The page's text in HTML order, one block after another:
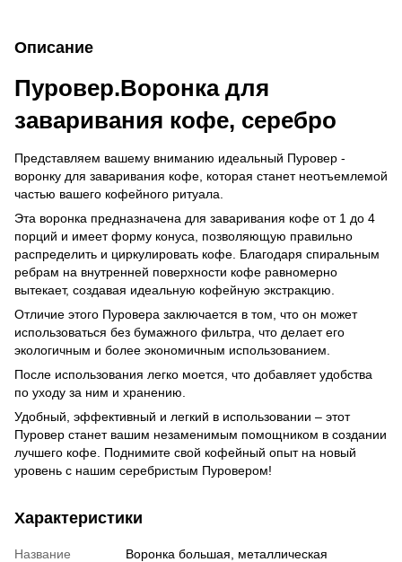
Описание
Пуровер.Воронка для
заваривания кофе, серебро
Представляем вашему вниманию идеальный Пуровер -
воронку для заваривания кофе, которая станет неотъемлемой
частью вашего кофейного ритуала.
Эта воронка предназначена для заваривания кофе от 1 до 4
порций и имеет форму конуса, позволяющую правильно
распределить и циркулировать кофе. Благодаря спиральным
ребрам на внутренней поверхности кофе равномерно
вытекает, создавая идеальную кофейную экстракцию.
Отличие этого Пуровера заключается в том, что он может
использоваться без бумажного фильтра, что делает его
экологичным и более экономичным использованием.
После использования легко моется, что добавляет удобства
по уходу за ним и хранению.
Удобный, эффективный и легкий в использовании – этот
Пуровер станет вашим незаменимым помощником в создании
лучшего кофе. Поднимите свой кофейный опыт на новый
уровень с нашим серебристым Пуровером!
Характеристики
Название Воронка большая, металлическая